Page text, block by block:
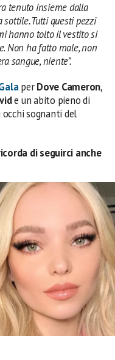
tenuto insieme dalla
Tutti questi pezzi
hanno tolto il vestito si
.Non ha fatto male, non
sangue, niente”.
perDove Cameron,
e un abito pieno di
sognanti del
di seguirci anche